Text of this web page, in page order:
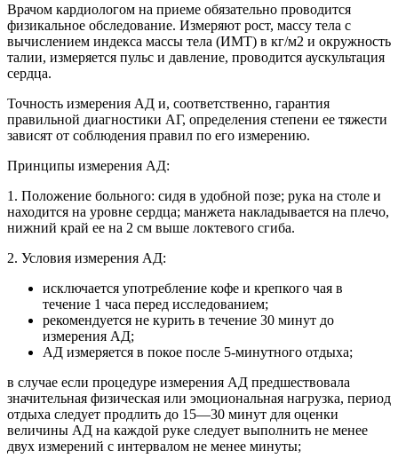
Врачом кардиологом на приеме обязательно проводится
физикальное обследование. Измеряют рост, массу тела с
вычислением индекса массы тела (ИМТ) в кг/м2 и окружность
талии, измеряется пульс и давление, проводится аускультация
сердца.
Точность измерения АД и, соответственно, гарантия
правильной диагностики АГ, определения степени ее тяжести
зависят от соблюдения правил по его измерению.
Принципы измерения АД:
1. Положение больного: сидя в удобной позе; рука на столе и
находится на уровне сердца; манжета накладывается на плечо,
нижний край ее на 2 см выше локтевого сгиба.
2. Условия измерения АД:
исключается употребление кофе и крепкого чая в
течение 1 часа перед исследованием;
рекомендуется не курить в течение 30 минут до
измерения АД;
АД измеряется в покое после 5-минутного отдыха;
в случае если процедуре измерения АД предшествовала
значительная физическая или эмоциональная нагрузка, период
отдыха следует продлить до 15—30 минут для оценки
величины АД на каждой руке следует выполнить не менее
двух измерений с интервалом не менее минуты;